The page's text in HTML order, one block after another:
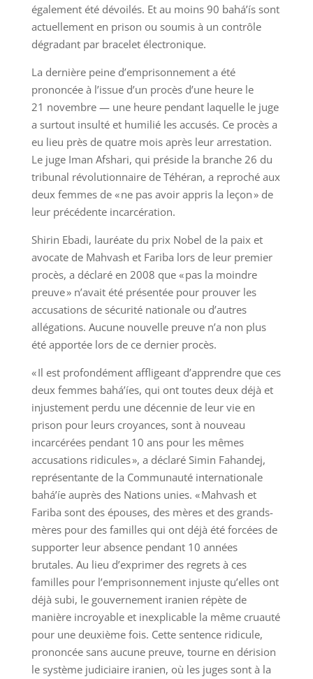
également été dévoilés. Et au moins 90 bahá’ís sont
actuellement en prison ou soumis à un contrôle
dégradant par bracelet électronique.
La dernière peine d’emprisonnement a été
prononcée à l’issue d’un procès d’une heure le
21 novembre — une heure pendant laquelle le juge
a surtout insulté et humilié les accusés. Ce procès a
eu lieu près de quatre mois après leur arrestation.
Le juge Iman Afshari, qui préside la branche 26 du
tribunal révolutionnaire de Téhéran, a reproché aux
deux femmes de « ne pas avoir appris la leçon » de
leur précédente incarcération.
Shirin Ebadi, lauréate du prix Nobel de la paix et
avocate de Mahvash et Fariba lors de leur premier
procès, a déclaré en 2008 que « pas la moindre
preuve » n’avait été présentée pour prouver les
accusations de sécurité nationale ou d’autres
allégations. Aucune nouvelle preuve n’a non plus
été apportée lors de ce dernier procès.
« Il est profondément affligeant d’apprendre que ces
deux femmes bahá’íes, qui ont toutes deux déjà et
injustement perdu une décennie de leur vie en
prison pour leurs croyances, sont à nouveau
incarcérées pendant 10 ans pour les mêmes
accusations ridicules », a déclaré Simin Fahandej,
représentante de la Communauté internationale
bahá’íe auprès des Nations unies. « Mahvash et
Fariba sont des épouses, des mères et des grands-
mères pour des familles qui ont déjà été forcées de
supporter leur absence pendant 10 années
brutales. Au lieu d’exprimer des regrets à ces
familles pour l’emprisonnement injuste qu’elles ont
déjà subi, le gouvernement iranien répète de
manière incroyable et inexplicable la même cruauté
pour une deuxième fois. Cette sentence ridicule,
prononcée sans aucune preuve, tourne en dérision
le système judiciaire iranien, où les juges sont à la